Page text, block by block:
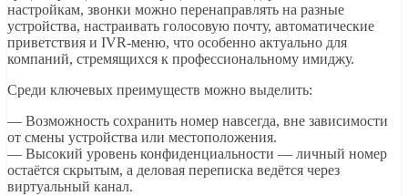
настройкам, звонки можно перенаправлять на разные
устройства, настраивать голосовую почту, автоматические
приветствия и IVR-меню, что особенно актуально для
компаний, стремящихся к профессиональному имиджу.
Среди ключевых преимуществ можно выделить:
— Возможность сохранить номер навсегда, вне зависимости
от смены устройства или местоположения.
— Высокий уровень конфиденциальности — личный номер
остаётся скрытым, а деловая переписка ведётся через
виртуальный канал.